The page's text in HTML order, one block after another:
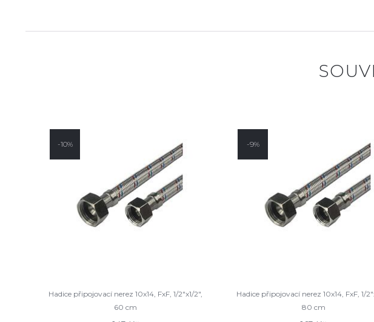
-10%
Hadice připojovací nerez 10x14, FxF, 1/2"x1/2",
60 cm
-9%
Hadice připojovací nerez 10x14, FxF, 1/
80 cm